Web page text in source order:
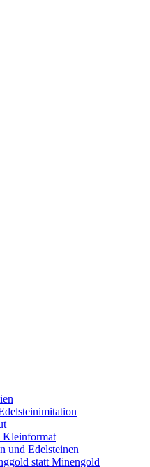
Kleinformat
und Edelsteinen
statt Minengold